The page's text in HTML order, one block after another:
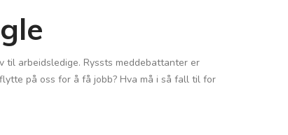
til arbeidsledige. Ryssts meddebattanter er
på oss for å få jobb? Hva må i så fall til for